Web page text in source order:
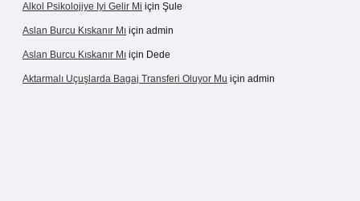
Alkol Psikolojiye Iyi Gelir Mi için Şule
Aslan Burcu Kıskanır Mı için admin
Aslan Burcu Kıskanır Mı için Dede
Aktarmalı Uçuşlarda Bagaj Transferi Oluyor Mu için admin